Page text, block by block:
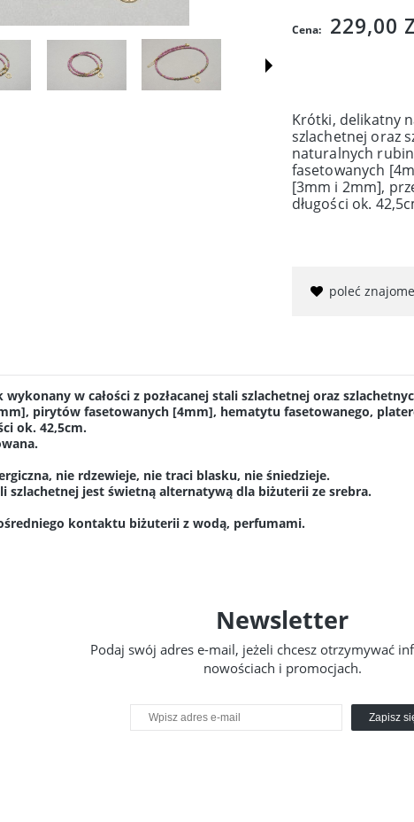
Cena: 229,00
Krótki, delikatny
szlachetnej oraz
naturalnych
fasetowanych
[3mm i 2mm],
długości ok.
poleć
w całości z pozłacanej stali szlachetnej oraz
pirytów fasetowanych [4mm], hematytu fasetowanego,
ok. 42,5cm.
nie rdzewieje, nie traci blasku, nie śniedzieje.
szlachetnej jest świetną alternatywą dla biżuterii ze srebra.
kontaktu biżuterii z wodą, perfumami.
Newsletter
Podaj swój adres e-mail, jeżeli chcesz otrzymywać
nowościach i promocjach.
Zapisz